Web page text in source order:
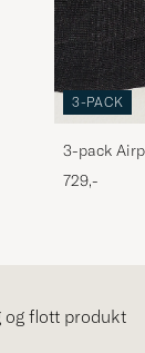
3-PACK
3-pack
729,-
flott produkt